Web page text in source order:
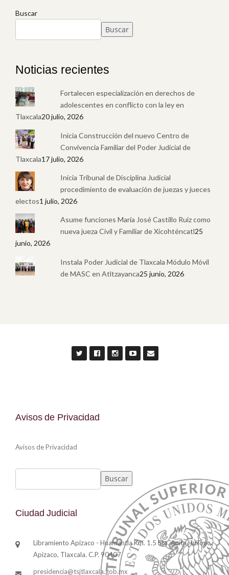
Buscar
Buscar
Noticias recientes
Fortalecen especialización en derechos de
adolescentes en conflicto con la ley en
Tlaxcala20 julio, 2026
Inicia Construcción del nuevo Centro de
Convivencia Familiar del Poder Judicial de
Tlaxcala17 julio, 2026
Inicia Tribunal de Disciplina Judicial
procedimiento de evaluación de juezas y jueces
electos1 julio, 2026
Asume funciones María José Castillo Ruiz como
nueva jueza Civil y Familiar de Xicohténcatl25
junio, 2026
Instala Poder Judicial de Tlaxcala Módulo Móvil
de MASC en Atltzayanca25 junio, 2026
Avisos de Privacidad
Avisos de Privacidad
Buscar
Ciudad Judicial
Libramiento Apizaco - Huamantla Km. 1.5 Sta. Anita Huiloac,
Apizaco, Tlaxcala. C.P. 90407
presidencia@tsjtlaxcala.gob.mx